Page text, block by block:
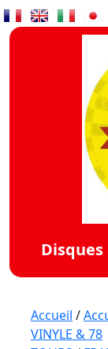
Skip
to
Accueil /
VINYLE & 78